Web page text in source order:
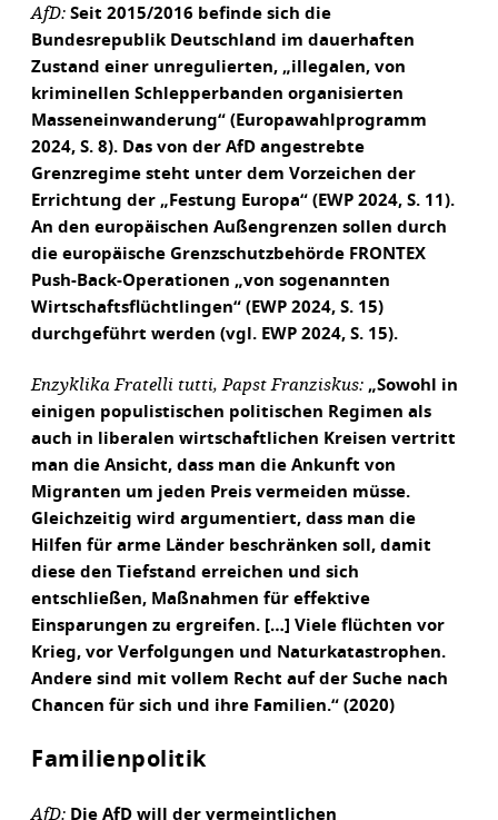
AfD: Seit 2015/2016 befinde sich die
Bundesrepublik Deutschland im dauerhaften
Zustand einer unregulierten, „illegalen, von
kriminellen Schlepperbanden organisierten
Masseneinwanderung“ (Europawahlprogramm
2024, S. 8). Das von der AfD angestrebte
Grenzregime steht unter dem Vorzeichen der
Errichtung der „Festung Europa“ (EWP 2024, S. 11).
An den europäischen Außengrenzen sollen durch
die europäische Grenzschutzbehörde FRONTEX
Push-Back-Operationen „von sogenannten
Wirtschaftsflüchtlingen“ (EWP 2024, S. 15)
durchgeführt werden (vgl. EWP 2024, S. 15).
Enzyklika Fratelli tutti, Papst Franziskus: „Sowohl in
einigen populistischen politischen Regimen als
auch in liberalen wirtschaftlichen Kreisen vertritt
man die Ansicht, dass man die Ankunft von
Migranten um jeden Preis vermeiden müsse.
Gleichzeitig wird argumentiert, dass man die
Hilfen für arme Länder beschränken soll, damit
diese den Tiefstand erreichen und sich
entschließen, Maßnahmen für effektive
Einsparungen zu ergreifen. […] Viele flüchten vor
Krieg, vor Verfolgungen und Naturkatastrophen.
Andere sind mit vollem Recht auf der Suche nach
Chancen für sich und ihre Familien.“ (2020)
Familienpolitik
AfD: Die AfD will der vermeintlichen